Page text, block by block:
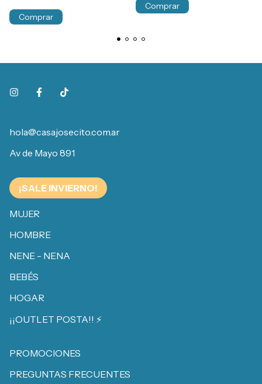
Comprar
Comprar
hola@casajosecito.com.ar
Av de Mayo 891
¡SALE INVIERNO!
MUJER
HOMBRE
NENE - NENA
BEBÉS
HOGAR
¡¡OUTLET POSTA!! ⚡️
PROMOCIONES
PREGUNTAS FRECUENTES